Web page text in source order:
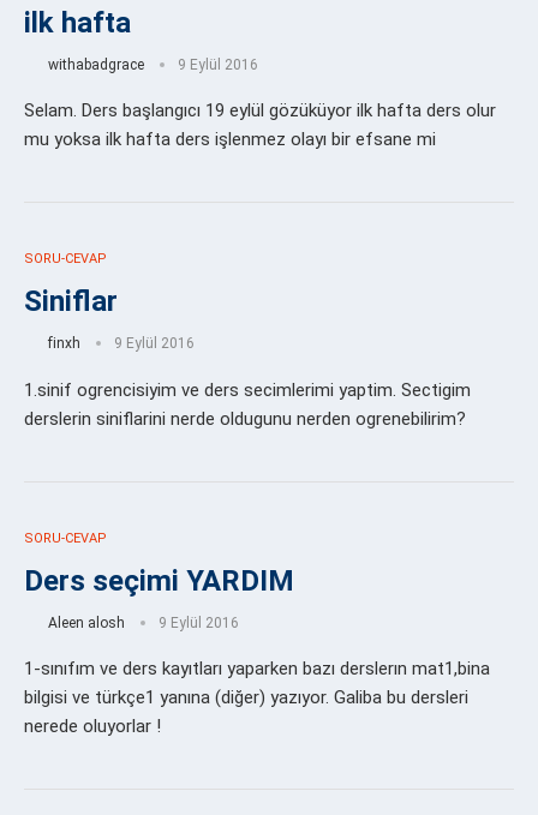
ilk hafta
withabadgrace 9 Eylül 2016
Selam. Ders başlangıcı 19 eylül gözüküyor ilk hafta ders olur
mu yoksa ilk hafta ders işlenmez olayı bir efsane mi
SORU-CEVAP
Siniflar
finxh 9 Eylül 2016
1.sinif ogrencisiyim ve ders secimlerimi yaptim. Sectigim
derslerin siniflarini nerde oldugunu nerden ogrenebilirim?
SORU-CEVAP
Ders seçimi YARDIM
Aleen alosh 9 Eylül 2016
1-sınıfım ve ders kayıtları yaparken bazı derslerın mat1,bina
bilgisi ve türkçe1 yanına (diğer) yazıyor. Galiba bu dersleri
nerede oluyorlar !